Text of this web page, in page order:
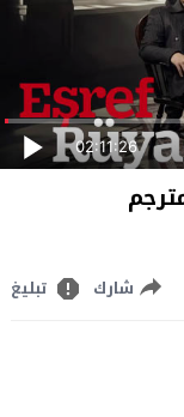
02:11:26
شارك تبليغ